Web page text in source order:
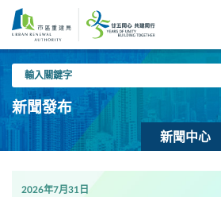
要
入
關
鍵
新聞發布
新聞中心
2026年7月31日